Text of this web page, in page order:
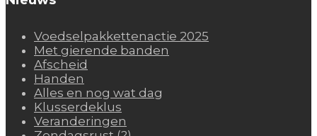
Voedselpakkettenactie 2025
Met gierende banden
Afscheid
Handen
Alles en nog wat dag
Klusserdeklus
Veranderingen